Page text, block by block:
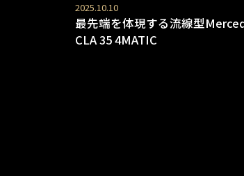
2025.10.10
最先端を体現する流線型
CLA 35 4MATIC